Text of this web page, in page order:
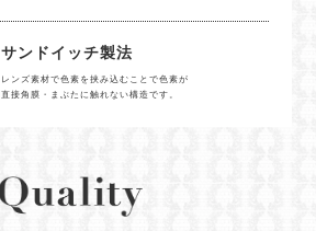
サンドイッチ製法
レンズ素材で色素を挟み込むことで色素が
直接角膜・まぶたに触れない構造です。